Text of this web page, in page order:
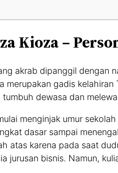
Kioza –
akrab dipanggil dengan
merupakan gadis kelahiran
dewasa dan
menginjak umur
dasar sampai
atas karena pada saat
jurusan bisnis. Namun,